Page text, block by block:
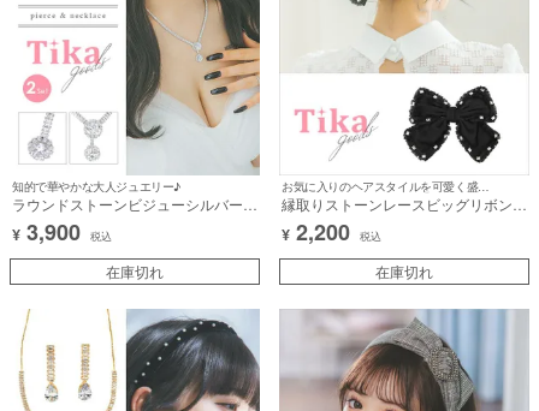
知的で華やかな大人ジュエリー♪
ラウンドストーンビジューシルバーア
クセサリー2点セット [ネックレス＋
ピアス]
¥ 3,900 税込
在庫切れ
お気に入りのヘアスタイルを可愛く盛れる♪
縁取りストーンレースビッグリボンバ
レッタヘアアクセサリー
¥ 2,200 税込
在庫切れ